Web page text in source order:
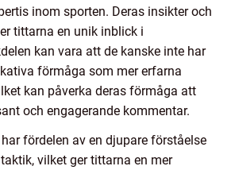
inom sporten. Deras insikter och
tittarna en unik inblick i
kan vara att de kanske inte har
förmåga som mer erfarna
kan påverka deras förmåga att
och engagerande kommentar.
fördelen av en djupare förståelse
vilket ger tittarna en mer